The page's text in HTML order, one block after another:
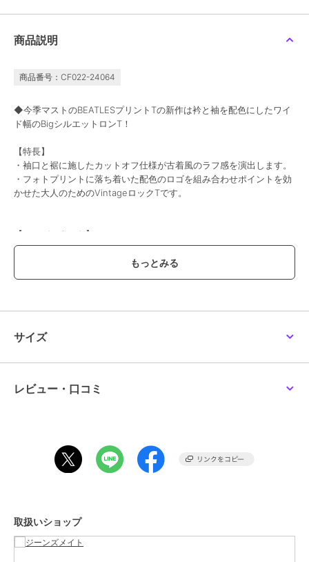
商品説明
商品番号：CF022-24064
◆今季マストのBEATLESプリントTの新作は衿と袖を配色にしたワイ
ド幅のBigシルエットロンT！
【特長】
・袖口と裾に施したカットオフ仕様が古着風のラフ感を演出します。
・フォトプリントに落ち着いた配色のロゴを組み合わせポイントを効
かせた大人のためのVintageロックTです。
【コーディネート】
・ストリート、アメカジ、カジュアルスタイル、アウトドアスタイル
まで万能に使用出来るアイテム！
・ワイドパンツ、マキシスカート、オーバーオール、デニム、スキニ
ツ等を！
・ゆったりコーデならワイドパンツ、ワイドスラックス、ジョガーパ
・ワンサイズ大きめを選んでビッグシルエットでのコーディネートも
セットアップもオススメです。
ブランド
ショップ
サイズ
レビュー・口コミ
取扱いショップ